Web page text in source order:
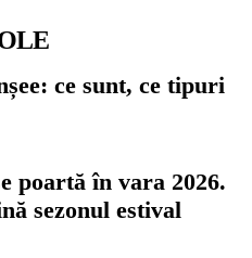
ce sunt, ce tipuri
poartă în vara 2026.
sezonul estival